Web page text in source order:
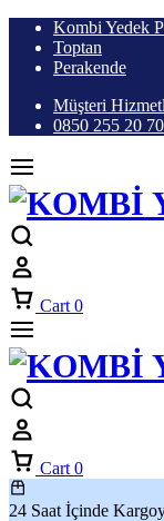
Kombi Yedek
Toptan
Perakende
Müşteri
0850 255 20 70
Cart 0
Cart 0
24 Saat İçinde